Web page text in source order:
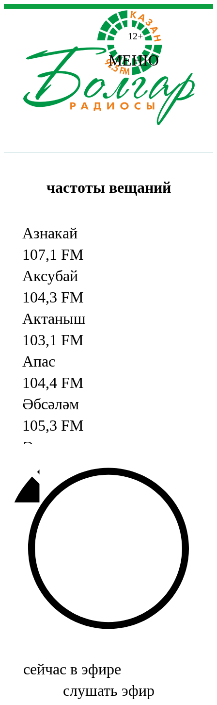
12+
МЕНЮ
частоты вещаний
Азнакай
107,1 FM
Аксубай
104,3 FM
Актаныш
103,1 FM
Апас
104,4 FM
Әбсәләм
105,3 FM
Әлмәт
92,9 FM
Базарлы матак
107,1 FM
Балык бистәсе
104,9 FM
Баулы
107,5 FM
Биләр
Болгар
сейчас в эфире
слушать эфир